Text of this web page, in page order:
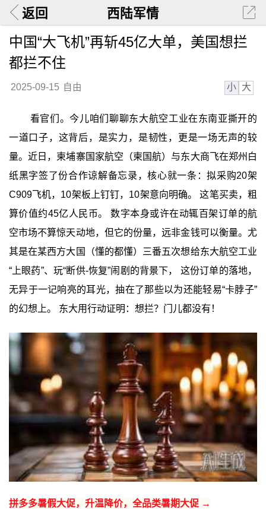
返回 西陆军情
中国“大飞机”再斩45亿大单，美国想拦
都拦不住
2025-09-15 自由 小 大
看官们。今儿咱们聊聊东大航空工业在东南亚撕开的
一道口子，这背后，是实力，是韧性，更是一场无声的较
量。近日，柬埔寨国家航空（柬国航）与东大商飞在郑州白
纸黑字签了份合作谅解备忘录，核心就一条：拟采购20架
C909飞机，10架板上钉钉，10架意向明确。 这笔买卖，粗
算价值约45亿人民币。 数字本身或许在动辄百架订单的航
空市场不算惊天动地，但它的份量，远非金钱可以衡量。尤
其是在某西方大国（懂的都懂）三番五次想给东大航空工业
“上眼药”、玩“断供-恢复”闹剧的背景下， 这份订单的落地，
无异于一记响亮的耳光，抽在了那些以为还能轻易“卡脖子”
的幻想上。 东大用行动证明：想拦？门儿都没有！
拼多多暑假大促，升温降价，全品类暑期大促 →